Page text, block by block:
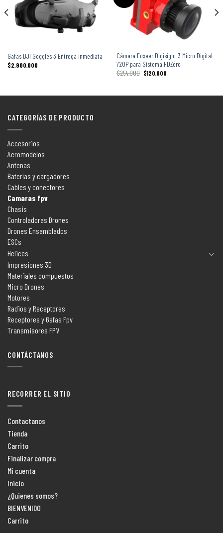
Gafas DJI Goggles 3 Entrega inmediata
$2,900,000
Cámara Foxeer Digisight 3 Micro Digital
720P para Sistema HDZero
$254,000 $120,000
CATEGORÍAS DE PRODUCTO
Accesorios
Aeromodelos
Antenas
Baterías y cargadores
Cables y conectores
Camaras fpv
Chasis
Controladoras Drones
Drones Ensamblados
ESCs
Helices
Impresiones 3D
Materiales compuestos
Micro Drones
Motores
Radios y Receptores
Receptores y Gafas Fpv
Transmisores FPV
CONTÁCTANOS
RECORRER EL SITIO
Contactanos
Tienda
Carrito
Finalizar compra
Mi cuenta
Inicio
¿Quienes somos?
BIENVENIDO
Carrito